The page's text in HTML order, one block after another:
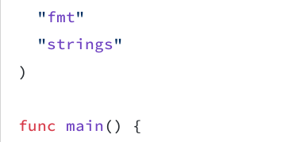
	"
fmt"
	"
strings"
)
func main () {